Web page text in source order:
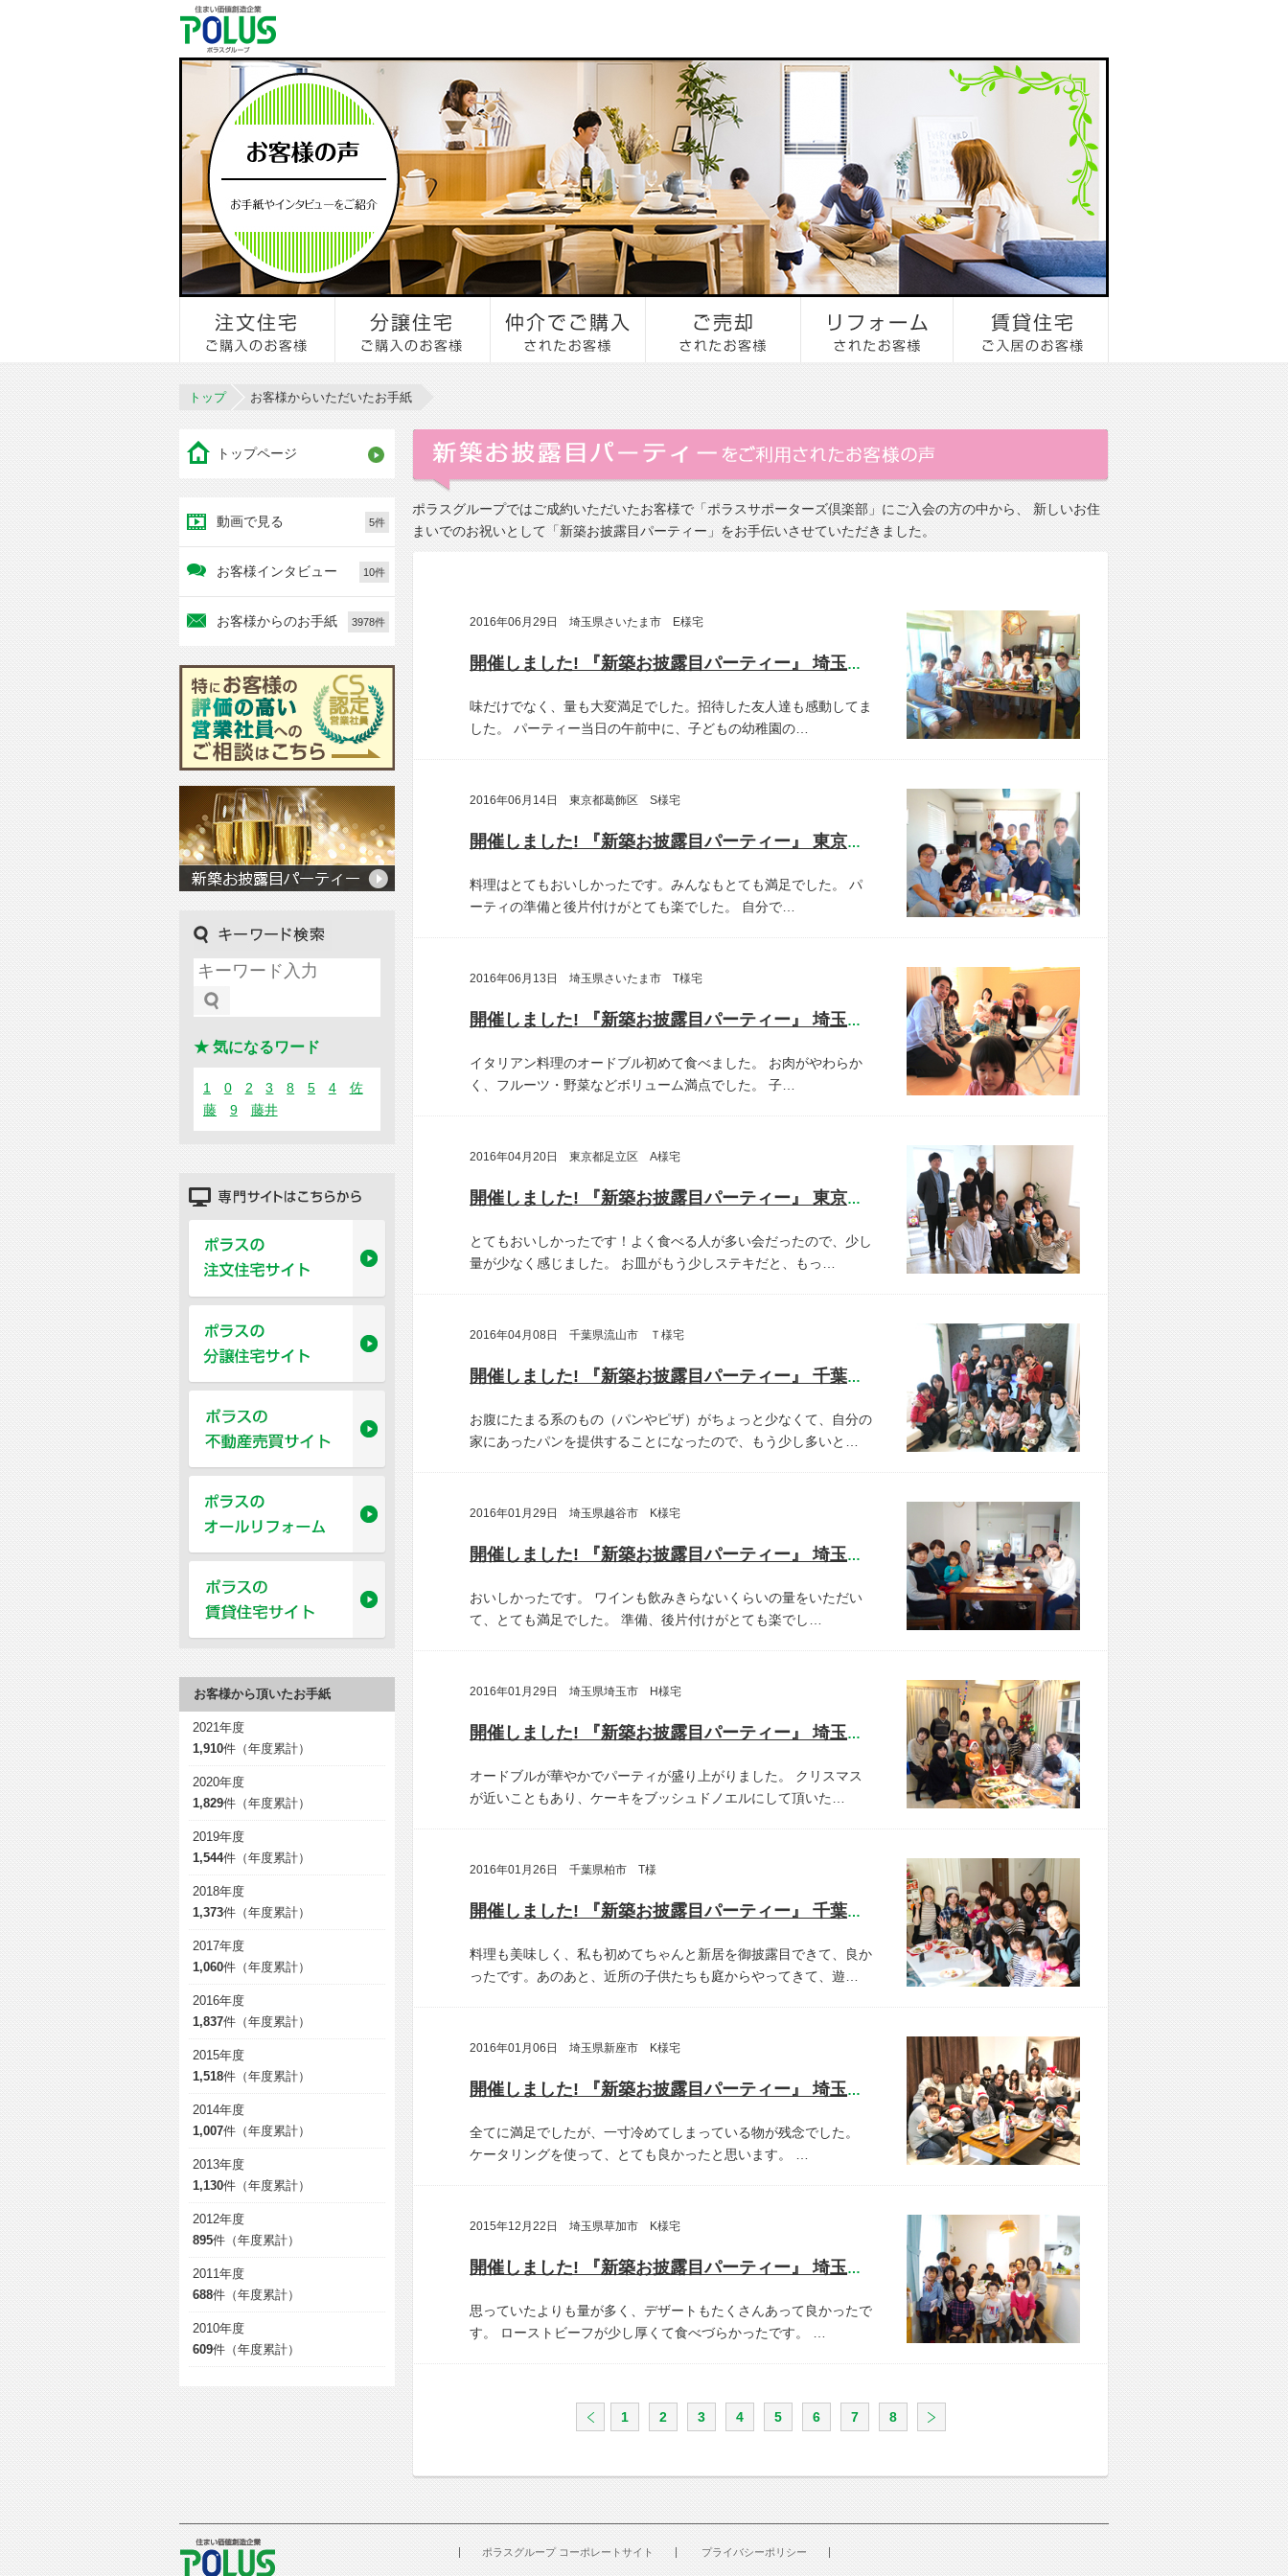
トップ お客様からいただいたお手紙
ポラスグループではご成約いただいたお客様で「ポラスサポーターズ倶楽部」にご入会の方の中から、 新しいお住
まいでのお祝いとして「新築お披露目パーティー」をお手伝いさせていただきました。
2016年06月29日 埼玉県さいたま市 E様宅
開催しました! 『新築お披露目パーティー』 埼玉県さいたま市 E様宅
味だけでなく、量も大変満足でした。招待した友人達も感動してま
した。
パーティー当日の午前中に、子どもの幼稚園の…
2016年06月14日 東京都葛飾区 S様宅
開催しました! 『新築お披露目パーティー』 東京都葛飾区 S様宅
料理はとてもおいしかったです。みんなもとても満足でした。
パ
ーティの準備と後片付けがとても楽でした。
自分で…
2016年06月13日 埼玉県さいたま市 T様宅
開催しました! 『新築お披露目パーティー』 埼玉県さいたま市 T様宅
イタリアン料理のオードブル初めて食べました。
お肉がやわらか
く、フルーツ・野菜などボリューム満点でした。
子…
2016年04月20日 東京都足立区 A様宅
開催しました! 『新築お披露目パーティー』 東京都足立区 A様宅
とてもおいしかったです！よく食べる人が多い会だったので、少し
量が少なく感じました。
お皿がもう少しステキだと、もっ…
2016年04月08日 千葉県流山市 Ｔ様宅
開催しました! 『新築お披露目パーティー』 千葉県流山市 T様宅
お腹にたまる系のもの（パンやピザ）がちょっと少なくて、自分の
家にあったパンを提供することになったので、もう少し多いと…
2016年01月29日 埼玉県越谷市 K様宅
開催しました! 『新築お披露目パーティー』 埼玉県越谷市 K様宅
おいしかったです。
ワインも飲みきらないくらいの量をいただい
て、とても満足でした。
準備、後片付けがとても楽でし…
2016年01月29日 埼玉県埼玉市 H様宅
開催しました! 『新築お披露目パーティー』 埼玉県埼玉市 H様宅
オードブルが華やかでパーティが盛り上がりました。
クリスマス
が近いこともあり、ケーキをブッシュドノエルにして頂いた…
2016年01月26日 千葉県柏市 T様
開催しました! 『新築お披露目パーティー』 千葉県柏市 T様宅
料理も美味しく、私も初めてちゃんと新居を御披露目できて、良か
ったです。あのあと、近所の子供たちも庭からやってきて、遊…
2016年01月06日 埼玉県新座市 K様宅
開催しました! 『新築お披露目パーティー』 埼玉県新座市 K様宅
全てに満足でしたが、一寸冷めてしまっている物が残念でした。
ケータリングを使って、とても良かったと思います。
2015年12月22日 埼玉県草加市 K様宅
開催しました! 『新築お披露目パーティー』 埼玉県草加市 K様宅
思っていたよりも量が多く、デザートもたくさんあって良かったで
す。
ローストビーフが少し厚くて食べづらかったです。
1 2 3 4 5 6 7 8
トップページ
動画で見る 5件
お客様インタビュー 10件
お客様からのお手紙 3978件
★ 気になるワード
1 0 2 3 8 5 4
佐
藤
9 藤井
お客様から頂いたお手紙
2021年度
1,910件（年度累計）
2020年度
1,829件（年度累計）
2019年度
1,544件（年度累計）
2018年度
1,373件（年度累計）
2017年度
1,060件（年度累計）
2016年度
1,837件（年度累計）
2015年度
1,518件（年度累計）
2014年度
1,007件（年度累計）
2013年度
1,130件（年度累計）
2012年度
895件（年度累計）
2011年度
688件（年度累計）
2010年度
609件（年度累計）
ポラスグループ コーポレートサイト
プライバシーポリシー